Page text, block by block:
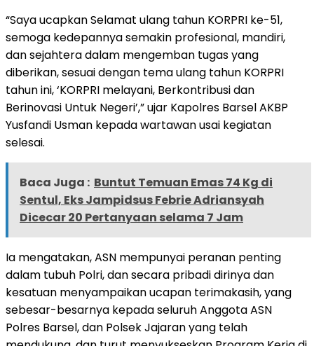
“Saya ucapkan Selamat ulang tahun KORPRI ke-51,
semoga kedepannya semakin profesional, mandiri,
dan sejahtera dalam mengemban tugas yang
diberikan, sesuai dengan tema ulang tahun KORPRI
tahun ini, ‘KORPRI melayani, Berkontribusi dan
Berinovasi Untuk Negeri’,” ujar Kapolres Barsel AKBP
Yusfandi Usman kepada wartawan usai kegiatan
selesai.
Baca Juga : Buntut Temuan Emas 74 Kg di
Sentul, Eks Jampidsus Febrie Adriansyah
Dicecar 20 Pertanyaan selama 7 Jam
Ia mengatakan, ASN mempunyai peranan penting
dalam tubuh Polri, dan secara pribadi dirinya dan
kesatuan menyampaikan ucapan terimakasih, yang
sebesar-besarnya kepada seluruh Anggota ASN
Polres Barsel, dan Polsek Jajaran yang telah